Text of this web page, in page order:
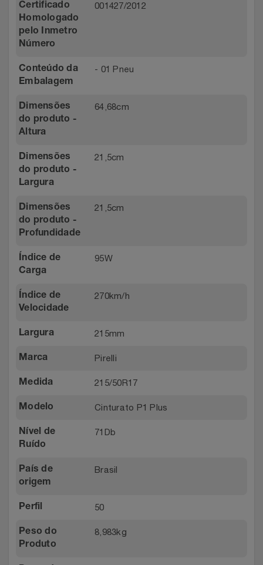
Certificado
Homologado
pelo Inmetro
Número
001427/2012
Conteúdo da
Embalagem
- 01 Pneu
Dimensões
do produto -
Altura
64,68cm
Dimensões
do produto -
Largura
21,5cm
Dimensões
do produto -
Profundidade
21,5cm
Índice de
Carga
95W
Índice de
Velocidade
270km/h
Largura 215mm
Marca Pirelli
Medida 215/50R17
Modelo Cinturato P1 Plus
Nível de
Ruído
71Db
País de
origem
Brasil
Perfil 50
Peso do
Produto
8,983kg